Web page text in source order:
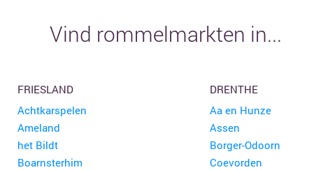
Vind rommelmarkten in...
FRIESLAND
Achtkarspelen
Ameland
het Bildt
Boarnsterhim
DRENTHE
Aa en Hunze
Assen
Borger-Odoorn
Coevorden